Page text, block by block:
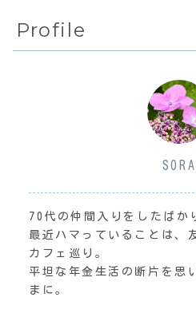
Profile
SORA
70代の仲間入りをしたばか
最近ハマっていることは、
カフェ巡り。
平坦な年金生活の断片を思
まに。